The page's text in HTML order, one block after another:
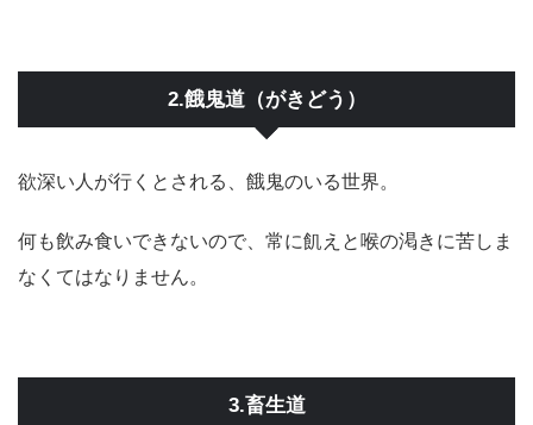
2.餓鬼道（がきどう）
欲深い人が行くとされる、餓鬼のいる世界。
何も飲み食いできないので、常に飢えと喉の渇きに苦しま
なくてはなりません。
3.畜生道